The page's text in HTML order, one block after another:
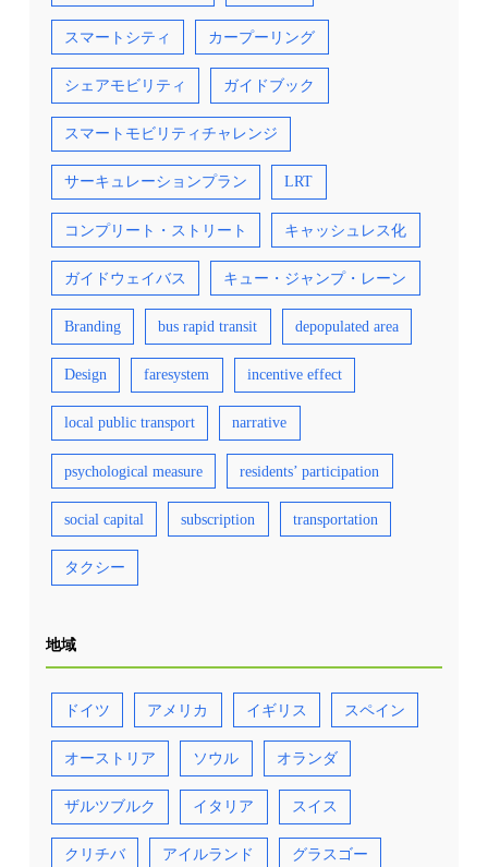
スマートシティ カープーリング
シェアモビリティ ガイドブック
スマートモビリティチャレンジ
サーキュレーションプラン LRT
コンプリート・ストリート キャッシュレス化
ガイドウェイバス キュー・ジャンプ・レーン
Branding bus rapid transit depopulated area
Design faresystem incentive effect
local public transport narrative
psychological measure residents’ participation
social capital subscription transportation
タクシー
地域
ドイツ アメリカ イギリス スペイン
オーストリア ソウル オランダ
ザルツブルク イタリア スイス
クリチバ アイルランド グラスゴー